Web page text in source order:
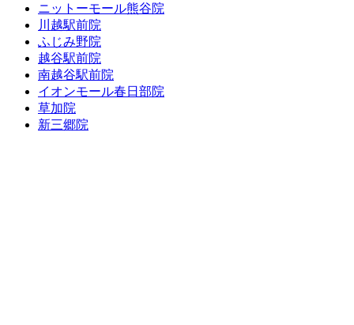
ニットーモール熊谷院
川越駅前院
ふじみ野院
越谷駅前院
南越谷駅前院
イオンモール春日部院
草加院
新三郷院